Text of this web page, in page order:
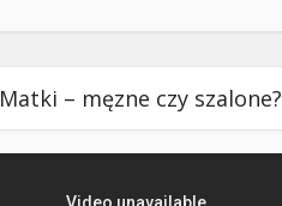
Matki – męzne czy szalone?